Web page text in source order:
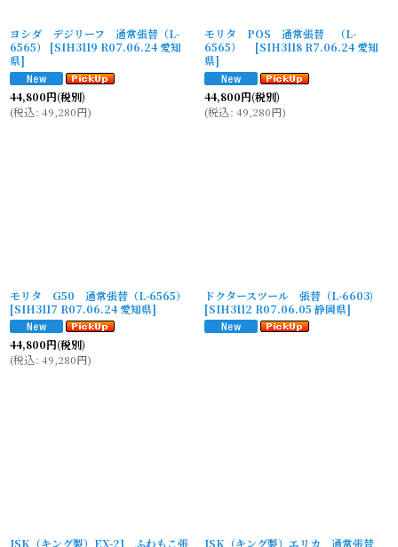
ヨシダ デジリーフ 通常張替（L-
6565）
[SIH3119 R07.06.24 愛知
県]
44,800円(税別)
(税込: 49,280円)
モリタ POS 通常張替 （L-
6565）
[SIH3118 R7.06.24 愛知
県]
44,800円(税別)
(税込: 49,280円)
モリタ G50 通常張替（L-6565）
[SIH3117 R07.06.24 愛知県]
44,800円(税別)
(税込: 49,280円)
ドクタースツール 張替（L-6603)
[SIH3112 R07.06.05 静岡県]
ISK（キング製）EX-21 ふわもこ張 ISK（キング製）エリカ 通常張替